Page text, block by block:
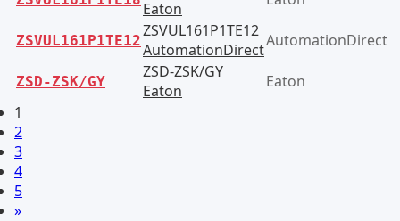
Eaton
ZSVUL161P1TE12
ZSVUL161P1TE12
AutomationDirectAutomationDirect
ZSD-ZSK/GY
ZSD-ZSK/GY
Eaton
Eaton
1
2
3
4
5
»